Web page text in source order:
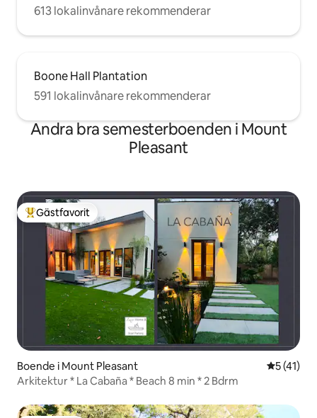
613 lokalinvånare rekommenderar
Boone Hall Plantation
591 lokalinvånare rekommenderar
Andra bra semesterboenden i Mount
Pleasant
Populär gästfavorit
Gästfavorit
Boende i Mount Pleasant 5 av 5 i
5 (41)
Arkitektur * La Cabaña * Beach 8 min * 2 Bdrm